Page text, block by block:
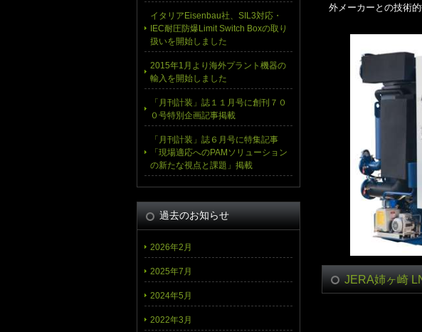
外メーカーとの技術
JERA姉ヶ崎
イタリアEisenbau社、SIL3対応・
IEC耐圧防爆Limit Switch Boxの取り
扱いを開始しました
2015年1月より海外プラント機器の
輸入を開始しました
「月刊計装」誌１１月号に創刊７０
０号特別企画記事掲載
「月刊計装」誌６月号に特集記事
「現場適応へのPAMソリューション
の新たな視点と課題」掲載
過去のお知らせ
2026年2月
2025年7月
2024年5月
2022年3月